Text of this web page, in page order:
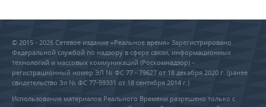
© 2015 - 2026 Сетевое издание «Реальное время» Зарегистрировано
Федеральной службой по надзору в сфере связи, информационных
технологий и массовых коммуникаций (Роскомнадзор) –
регистрационный номер ЭЛ № ФС 77 - 79627 от 18 декабря 2020 г. (ранее
свидетельство Эл № ФС 77-59331 от 18 сентября 2014 г.)
Использование материалов Реального Времени разрешено только с